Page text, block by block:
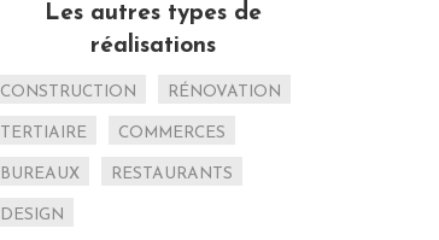
Les autres types de
réalisations
CONSTRUCTION RÉNOVATION
TERTIAIRE COMMERCES
BUREAUX RESTAURANTS
DESIGN